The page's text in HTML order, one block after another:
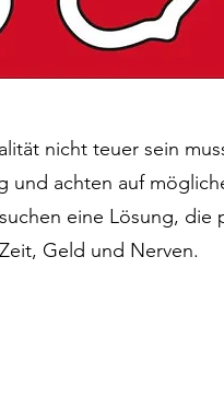
nicht teuer sein
achten auf
eine Lösung,
Geld und Nerven.